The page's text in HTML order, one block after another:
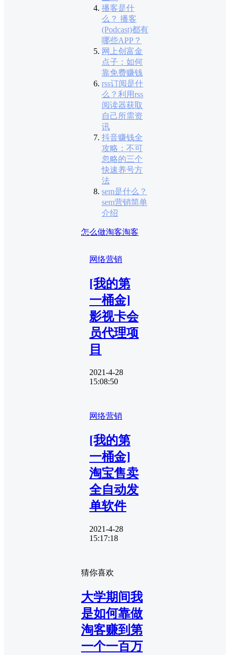
播客是什
么？ 播客
(Podcast)都有
哪些APP？
网上创富金
点子：如何
靠免费赚钱
rss订阅是什
么？利用rss
阅读器获取
自己所需资
讯
抖音赚钱全
攻略：不可
忽略的三个
快速养号方
法
sem是什么？
sem营销简单
介绍
怎么做淘客淘客
网络营销
[我的第
一桶金]
影视卡会
员代理项
目
2021-4-28
15:08:50
网络营销
[我的第
一桶金]
淘宝售卖
全自动发
单软件
2021-4-28
15:17:18
猜你喜欢
大学期间我
是如何靠做
淘客赚到第
一个一百万